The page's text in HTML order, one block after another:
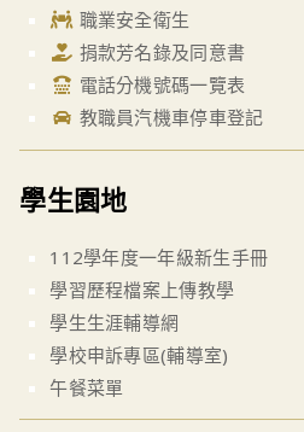
職業安全衛生
捐款芳名錄及同意書
電話分機號碼一覽表
教職員汽機車停車登記
學生園地
112學年度一年級新生手冊
學習歷程檔案上傳教學
學生生涯輔導網
學校申訴專區(輔導室)
午餐菜單